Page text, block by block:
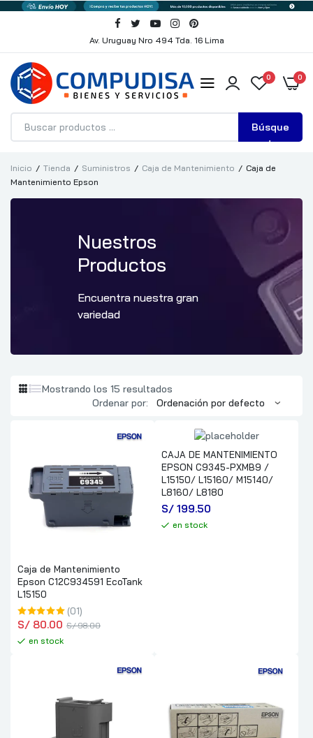
Av. Uruguay Nro 494 Tda. 16 Lima
Búsque
da
0 0
Inicio Tienda Suministros Caja de Mantenimiento
Caja de
Mantenimiento Epson
Nuestros
Productos
Encuentra nuestra gran
variedad
Mostrando los 15 resultados
Ordenar por:
Caja de Mantenimiento
Epson C12C934591 EcoTank
L15150
(01)
S/ 98.00
S/ 80.00
en stock
CAJA DE MANTENIMIENTO
EPSON C9345-PXMB9 /
L15150/ L15160/ M15140/
L8160/ L8180
S/ 199.50
en stock